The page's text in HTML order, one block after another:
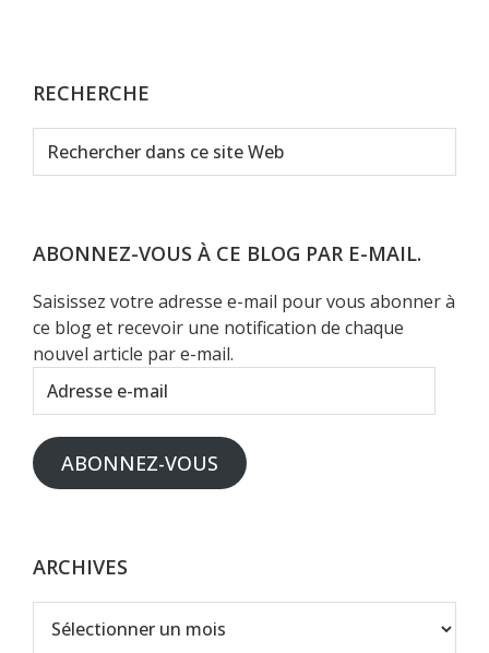
RECHERCHE
Rechercher
dans
Web
ABONNEZ-VOUS À CE BLOG PAR E-MAIL.
Saisissez votre adresse e-mail pour vous abonner à
ce blog et recevoir une notification de chaque
nouvel article par e-mail.
Adresse
e-
mail
ABONNEZ-VOUS
ARCHIVES